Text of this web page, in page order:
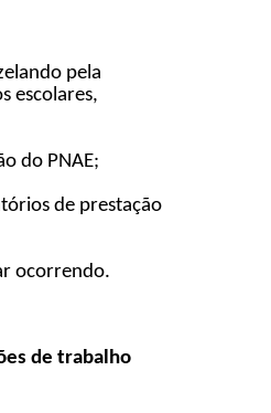
pela
escolares,
do PNAE;
de prestação
ocorrendo.
de trabalho